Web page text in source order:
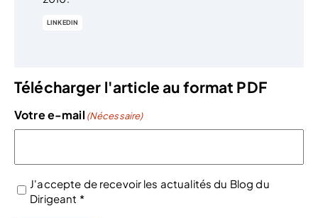
LINKEDIN
Télécharger l'article au format PDF
Votre e-mail (Nécessaire)
(Nécessaire)
J'accepte de recevoir les actualités du Blog du
Dirigeant *